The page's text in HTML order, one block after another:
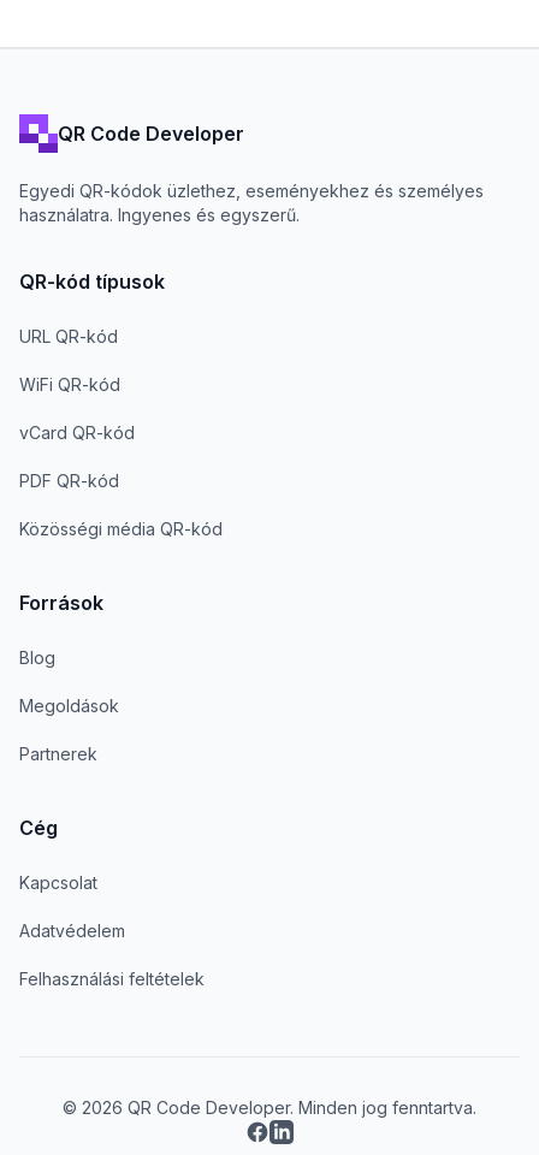
QR Code Developer
Egyedi QR-kódok üzlethez, eseményekhez és személyes
használatra. Ingyenes és egyszerű.
QR-kód típusok
URL QR-kód
WiFi QR-kód
vCard QR-kód
PDF QR-kód
Közösségi média QR-kód
Források
Blog
Megoldások
Partnerek
Cég
Kapcsolat
Adatvédelem
Felhasználási feltételek
© 2026 QR Code Developer. Minden jog fenntartva.